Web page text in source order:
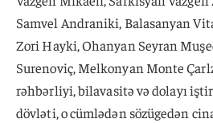
Samvel Andraniki, Balasanyan
Zori Hayki, Ohanyan Seyran
Surenoviç, Melkonyan Monte
rəhbərliyi, bilavasitə və dolayı
dövləti, o cümlədən sözügedən